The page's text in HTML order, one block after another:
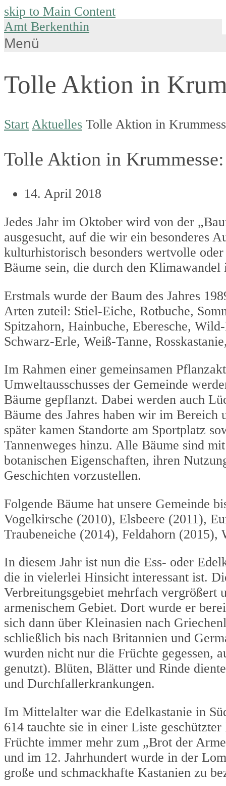
skip to Main Content
Amt Berkenthin
Menü
Tolle Aktion in
Start Aktuelles Tolle Aktion in
Tolle Aktion in Krummesse:
14. April 2018
Jedes Jahr im Oktober wird von der
ausgesucht, auf die wir ein besonderes
kulturhistorisch besonders wertvolle
Bäume sein, die durch den Klimawandel
Erstmals wurde der Baum des Jahres
Arten zuteil: Stiel-Eiche, Rotbuche,
Spitzahorn, Hainbuche, Eberesche,
Schwarz-Erle, Weiß-Tanne,
Im Rahmen einer gemeinsamen
Umweltausschusses der Gemeinde
Bäume gepflanzt. Dabei werden auch
Bäume des Jahres haben wir im Bereich
später kamen Standorte am Sportplatz
Tannenweges hinzu. Alle Bäume sind
botanischen Eigenschaften, ihren
Geschichten vorzustellen.
Folgende Bäume hat unsere Gemeinde
Vogelkirsche (2010), Elsbeere (2011),
Traubeneiche (2014), Feld­ahorn
In diesem Jahr ist nun die Ess- oder
die in vielerlei Hinsicht interessant ist.
Verbreitungsgebiet mehrfach
armenischem Gebiet. Dort wurde er
sich dann über Kleinasien nach
schließlich bis nach Britannien und
wurden nicht nur die Früchte gegessen,
genutzt). Blüten, Blätter und Rinde
und Durchfallerkrankungen.
Im Mittelalter war die Edelkastanie in
614 tauchte sie in einer Liste
Früchte immer mehr zum „Brot der
und im 12. Jahrhundert wurde in der
große und schmackhafte Kastanien zu